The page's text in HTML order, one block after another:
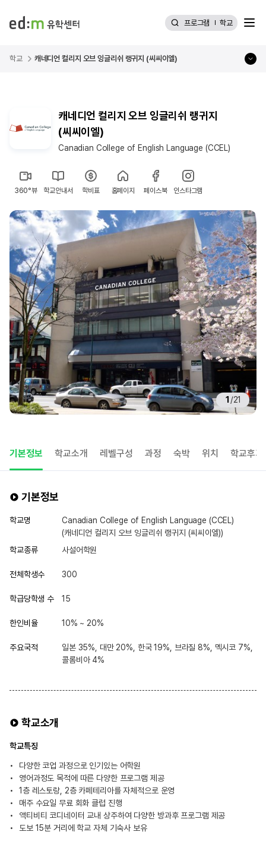
프로그램 학교
학교 캐네디언 컬리지 오브 잉글리쉬 랭귀지 (씨씨이엘)
캐네디언 컬리지 오브 잉글리쉬 랭귀지
(씨씨이엘)
Canadian College of English Language (CCEL)
360°뷰 학교안내서 학비표 홈페이지 페이스북 인스타그램
1 /21
기본정보 학교소개 레벨구성 과정 숙박 위치 학교후기
기본정보
학교명
Canadian College of English Language (CCEL)
(캐네디언 컬리지 오브 잉글리쉬 랭귀지 (씨씨이엘))
학교종류
사설어학원
전체학생수 300
학급당학생 수 15
한인비율 10% ~ 20%
주요국적
일본 35%, 대만 20%, 한국 19%, 브라질 8%, 멕시코 7%,
콜롬비아 4%
학교소개
학교특징
다양한 코업 과정으로 인기있는 어학원
영어과정도 목적에 따른 다양한 프로그램 제공
1층 레스토랑, 2층 카페테리아를 자체적으로 운영
매주 수요일 무료 회화 클럽 진행
액티비티 코디네이터 교내 상주하여 다양한 방과후 프로그램 제공
도보 15분 거리에 학교 자체 기숙사 보유